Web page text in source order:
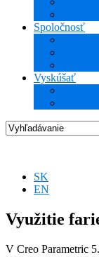
Spoločnosť
Vyskúšať
SK
EN
Využitie
V Creo Parametric